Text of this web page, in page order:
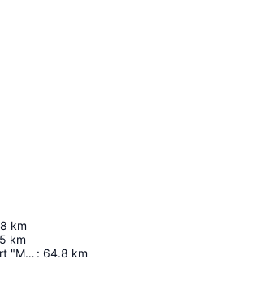
km
km
Thessaloniki International Airport "Macedonia" : 64.8 km